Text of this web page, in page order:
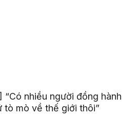
nhiều người đồng hành
tò mò về thế giới thôi”